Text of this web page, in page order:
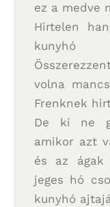
ez a medve
Hirtelen
volna
Frenknek
De ki ne
amikor azt
és az ágak
jeges hó
kunyhó